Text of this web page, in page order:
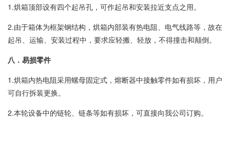
1.烘箱顶部设有四个起吊孔，可作起吊和安装拉近支点之用。
2.由于箱体为框架钢结构，烘箱内部装有热电阻、电气线路等，故在
起吊、运输、安装过程中，要求应轻搬、轻放，不得撞击和颠倒。
八．易损零件
1.烘箱内热电阻采用螺母固定式，熔断器中接触零件如有损坏，用户
可自行拆装更换。
2.本轮设备中的链轮、链条等如有损坏，可直接向我公司订购。